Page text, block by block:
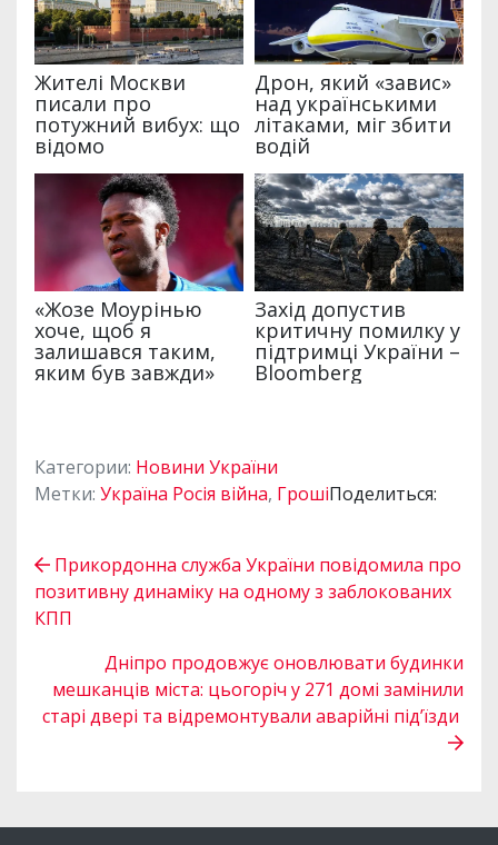
Категории: Новини України
Метки: Україна Росія війна, ГрошіПоделиться:
Прикордонна служба України повідомила про
позитивну динаміку на одному з заблокованих
КПП
Дніпро продовжує оновлювати будинки
мешканців міста: цьогоріч у 271 домі замінили
старі двері та відремонтували аварійні під’їзди